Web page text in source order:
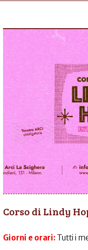
Corso di Lindy
Giorni e orari: Tutti i